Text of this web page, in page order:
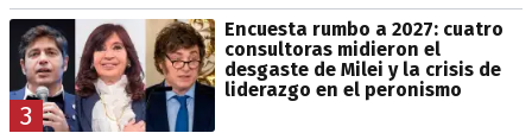
3
Encuesta rumbo a 2027: cuatro
consultoras midieron el
desgaste de Milei y la crisis de
liderazgo en el peronismo